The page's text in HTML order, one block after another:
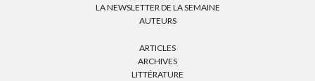
LA NEWSLETTER DE LA SEMAINE
AUTEURS
ARTICLES
ARCHIVES
LITTÉRATURE